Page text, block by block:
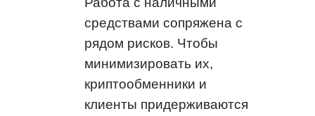
средствами сопряжена с
рядом рисков. Чтобы
минимизировать их,
криптообменники и
клиенты придерживаются